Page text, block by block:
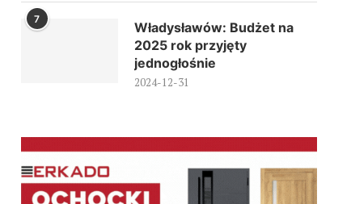
7
Władysławów: Budżet na
2025 rok przyjęty
jednogłośnie
2024-12-31